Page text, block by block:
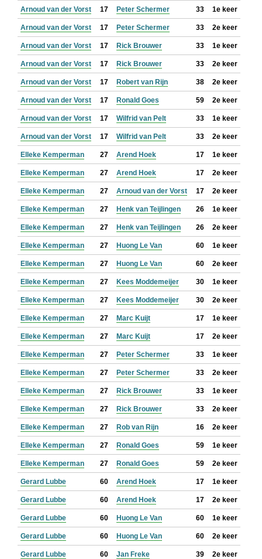
Arnoud van der Vorst 17 Peter Schermer 33 1e keer
Arnoud van der Vorst 17 Peter Schermer 33 2e keer
Arnoud van der Vorst 17 Rick Brouwer 33 1e keer
Arnoud van der Vorst 17 Rick Brouwer 33 2e keer
Arnoud van der Vorst 17 Robert van Rijn 38 2e keer
Arnoud van der Vorst 17 Ronald Goes 59 2e keer
Arnoud van der Vorst 17 Wilfrid van Pelt 33 1e keer
Arnoud van der Vorst 17 Wilfrid van Pelt 33 2e keer
Elleke Kemperman 27 Arend Hoek 17 1e keer
Elleke Kemperman 27 Arend Hoek 17 2e keer
Elleke Kemperman 27 Arnoud van der Vorst 17 2e keer
Elleke Kemperman 27 Henk van Teijlingen 26 1e keer
Elleke Kemperman 27 Henk van Teijlingen 26 2e keer
Elleke Kemperman 27 Huong Le Van 60 1e keer
Elleke Kemperman 27 Huong Le Van 60 2e keer
Elleke Kemperman 27 Kees Moddemeijer 30 1e keer
Elleke Kemperman 27 Kees Moddemeijer 30 2e keer
Elleke Kemperman 27 Marc Kuijt 17 1e keer
Elleke Kemperman 27 Marc Kuijt 17 2e keer
Elleke Kemperman 27 Peter Schermer 33 1e keer
Elleke Kemperman 27 Peter Schermer 33 2e keer
Elleke Kemperman 27 Rick Brouwer 33 1e keer
Elleke Kemperman 27 Rick Brouwer 33 2e keer
Elleke Kemperman 27 Rob van Rijn 16 2e keer
Elleke Kemperman 27 Ronald Goes 59 1e keer
Elleke Kemperman 27 Ronald Goes 59 2e keer
Gerard Lubbe 60 Arend Hoek 17 1e keer
Gerard Lubbe 60 Arend Hoek 17 2e keer
Gerard Lubbe 60 Huong Le Van 60 1e keer
Gerard Lubbe 60 Huong Le Van 60 2e keer
Gerard Lubbe 60 Jan Freke 39 2e keer